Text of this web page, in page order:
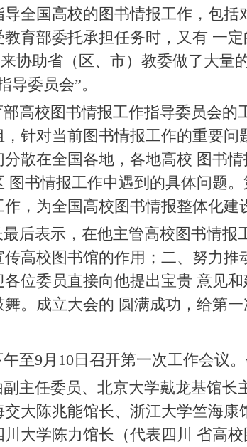
全国高校的图书情报工作，包
育部委托承担任务时，又有 一
协助省（区、市）教委做了大
导委员会”。
校图书情报工作指导委员会的
针对当前图书情报工作的重要
散在全国各地，各地高校 图书
图书情报工作中遇到的具体问题
，为全国高校图书情报整体化建
表示，在他主管高校图书情报
高校图书馆的作用；二、努力
位委员直接向他提出宝贵 意见
。成立大会的 圆满成功，给第
9月10日召开第一次工作会议。
任委员、北京大学戴龙基馆长
大陈兆能馆长、浙江大学竺海
川大学陈力馆长（代表四川 省高